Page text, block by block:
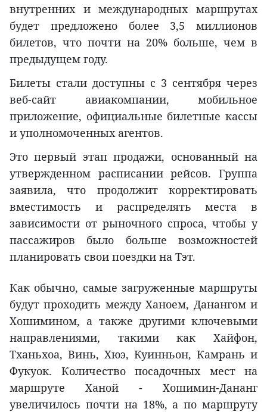
внутренних и международных маршрутах
будет предложено более 3,5 миллионов
билетов, что почти на 20% больше, чем в
предыдущем году.
Билеты стали доступны с 3 сентября через
веб-сайт авиакомпании, мобильное
приложение, официальные билетные кассы
и уполномоченных агентов.
Это первый этап продажи, основанный на
утвержденном расписании рейсов. Группа
заявила, что продолжит корректировать
вместимость и распределять места в
зависимости от рыночного спроса, чтобы у
пассажиров было больше возможностей
планировать свои поездки на Tэт.
Как обычно, самые загруженные маршруты
будут проходить между Ханоем, Данангом и
Хошимином, а также другими ключевыми
направлениями, такими как Хайфон,
Тханьхоа, Винь, Хюэ, Куинньон, Камрань и
Фукуок. Количество посадочных мест на
маршруте Ханой - Хошимин-Дананг
увеличилось почти на 18%, а по маршруту